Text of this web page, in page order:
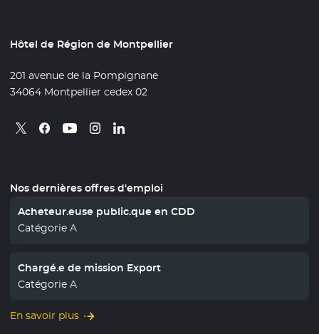
Hôtel de Région de Montpellier
201 avenue de la Pompignane
34064 Montpellier cedex 02
Retrouvez nous sur X
- Nouvelle fenêtre
Retrouvez nous sur Facebook
- Nouvelle fenêtre
Retrouvez nous sur Youtube
- Nouvelle fenêtre
Retrouvez nous sur Instagram
- Nouvelle fenêtre
Retrouvez nous sur Linkedin
- Nouvelle fenêtre
Nos dernières offres d'emploi
Acheteur.euse public.que en CDD
Catégorie A
Chargé.e de mission Export
Catégorie A
En savoir plus